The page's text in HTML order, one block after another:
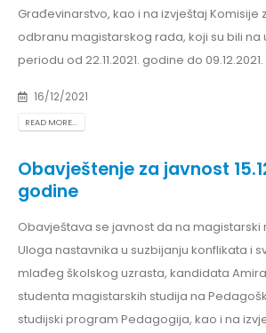
Građevinarstvo, kao i na izvještaj Komisije
odbranu magistarskog rada, koji su bili na
periodu od 22.11.2021. godine do
16/12/2021
READ MORE...
Obavještenje za javnost
godine
Obavještava se javnost da na
Uloga nastavnika u suzbijanju konflikata i
mlađeg školskog uzrasta, kandidata
studenta magistarskih studija na
studijski program Pedagogija, kao i na